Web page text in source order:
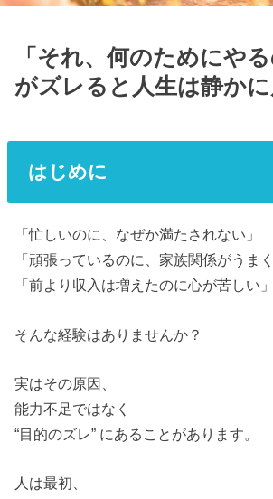
「それ、何のためにや
がズレると人生は静か
はじめに
「忙しいのに、なぜか満たされない」
「頑張っているのに、家族関係がうま
「前より収入は増えたのに心が苦しい」
そんな経験はありませんか？
実はその原因、
能力不足ではなく
“目的のズレ” にあることがあります。
人は最初、